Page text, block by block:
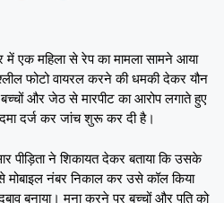
में एक महिला से रेप का मामला सामने आया
फोटो वायरल करने की धमकी देकर यौन
और जेठ से मारपीट का आरोप लगाते हुए
दर्ज कर जांच शुरू कर दी है।
पीड़िता ने शिकायत देकर बताया कि उसके
मोबाइल नंबर निकाल कर उसे कॉल किया
बनाया। मना करने पर बच्चों और पति को